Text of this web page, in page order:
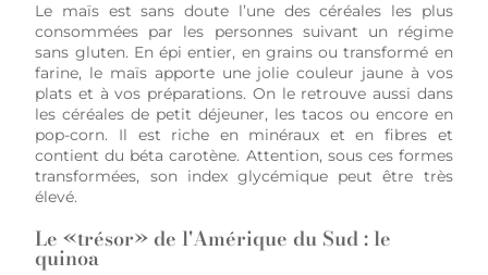
Le maïs est sans doute l’une des céréales les plus
consommées par les personnes suivant un régime
sans gluten. En épi entier, en grains ou transformé en
farine, le maïs apporte une jolie couleur jaune à vos
plats et à vos préparations. On le retrouve aussi dans
les céréales de petit déjeuner, les tacos ou encore en
pop-corn. Il est riche en minéraux et en fibres et
contient du béta carotène. Attention, sous ces formes
transformées, son index glycémique peut être très
élevé.
Le «trésor» de l'Amérique du Sud : le
quinoa